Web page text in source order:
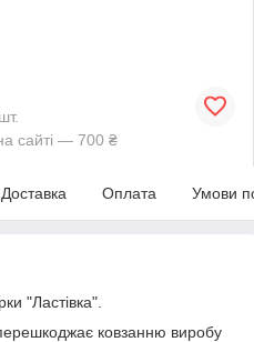
сайті — 700 ₴
Доставка Оплата Умови
"Ластівка".
перешкоджає ковзанню виробу